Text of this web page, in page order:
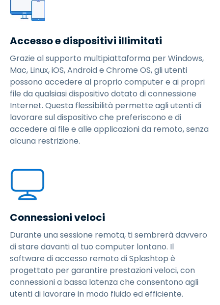
Accesso e dispositivi illimitati
Grazie al supporto multipiattaforma per Windows,
Mac, Linux, iOS, Android e Chrome OS, gli utenti
possono accedere al proprio computer e ai propri
file da qualsiasi dispositivo dotato di connessione
Internet. Questa flessibilità permette agli utenti di
lavorare sul dispositivo che preferiscono e di
accedere ai file e alle applicazioni da remoto, senza
alcuna restrizione.
Connessioni veloci
Durante una sessione remota, ti sembrerà davvero
di stare davanti al tuo computer lontano. Il
software di accesso remoto di Splashtop è
progettato per garantire prestazioni veloci, con
connessioni a bassa latenza che consentono agli
utenti di lavorare in modo fluido ed efficiente.